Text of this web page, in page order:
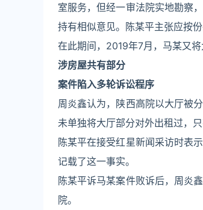
室服务，但经一审法院实地勘察
持有相似意见。陈某平主张应按份
在此期间，2019年7月，马某又将
涉房屋共有部分
案件陷入多轮诉讼程序
周炎鑫认为，陕西高院以大厅被
未单独将大厅部分对外出租过，只
陈某平在接受红星新闻采访时表
记载了这一事实。
陈某平诉马某案件败诉后，周炎
院。